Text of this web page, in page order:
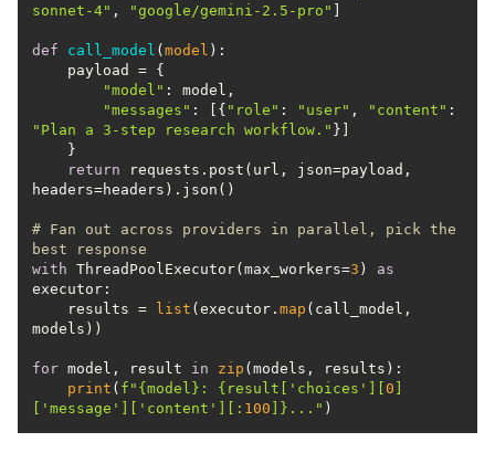
sonnet-4" , "google/gemini-2.5-pro"
def call_model (model ):
"model"
"messages" : [{ "role" : "user" , "content"
"Plan a 3-step research workflow."
return requests.post(url, json=payload,
# Fan out across providers in parallel, pick the
best response
with ThreadPoolExecutor(max_workers=3 ) as
    results =
list (executor. map (call_model,
for model, result in zip
print ( f" {model} : {result[ 'choices' ][0 ]
[ 'message' ][ 'content' ][: 100 ]} ..." )